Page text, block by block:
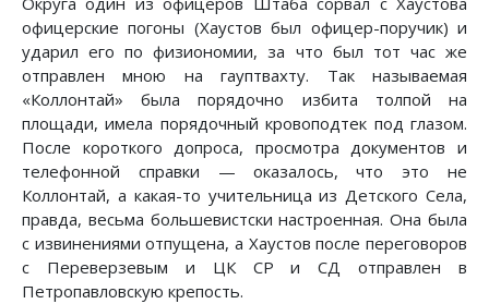
офицерские погоны (Хаустов был офицер-поручик) и
ударил его по физиономии, за что был тот час же
отправлен мною на гауптвахту. Так называемая
«Коллонтай» была порядочно избита толпой на
площади, имела порядочный кровоподтек под глазом.
После короткого допроса, просмотра документов и
телефонной справки — оказалось, что это не
Коллонтай, а какая-то учительница из Детского Села,
правда, весьма большевистски настроенная. Она была
с извинениями отпущена, а Хаустов после переговоров
с Переверзевым и ЦК СР и СД отправлен в
Петропавловскую крепость.